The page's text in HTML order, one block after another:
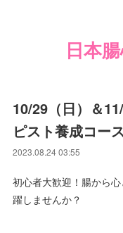
日本
10/29（日）＆
ピスト養成コー
2023.08.24 03:55
初心者大歓迎！腸から
躍しませんか？